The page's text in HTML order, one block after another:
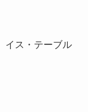
イス・テーブル